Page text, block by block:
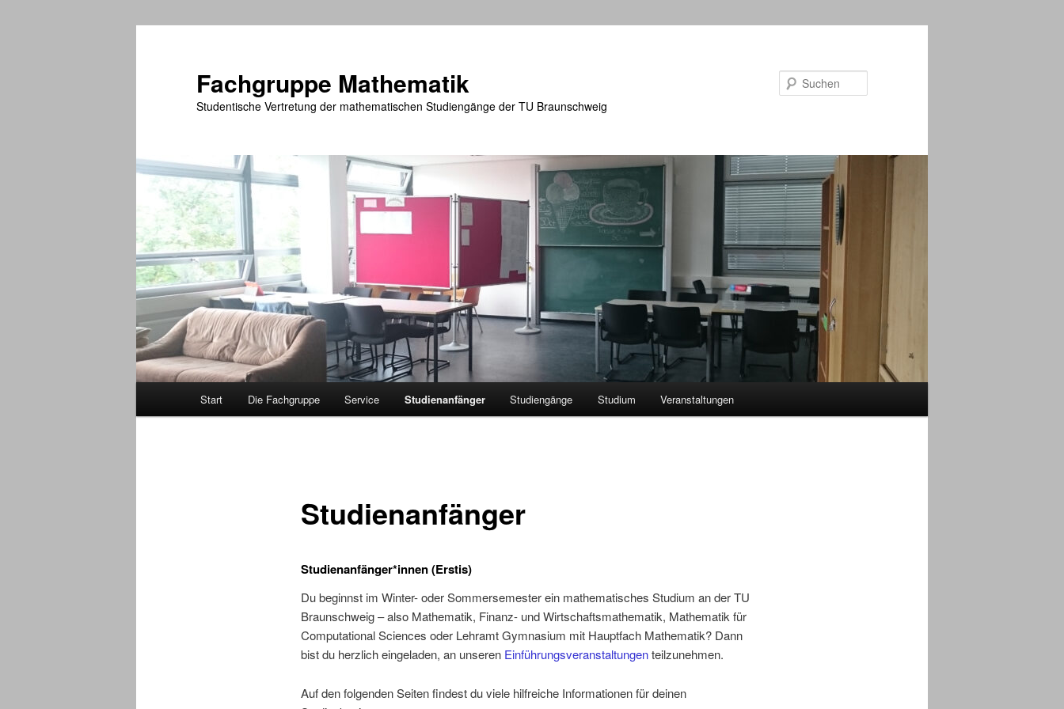
Fachgruppe Mathematik
Studentische Vertretung der mathematischen Studiengänge der TU Braunschweig
Start Die Fachgruppe Service Studienanfänger Studiengänge Studium Veranstaltungen
Studienanfänger
Studienanfänger*innen (Erstis)
Du beginnst im Winter- oder Sommersemester ein mathematisches Studium an der TU
Braunschweig – also Mathematik, Finanz- und Wirtschaftsmathematik, Mathematik für
Computational Sciences oder Lehramt Gymnasium mit Hauptfach Mathematik? Dann
bist du herzlich eingeladen, an unseren Einführungsveranstaltungenteilzunehmen.
Auf den folgenden Seiten findest du viele hilfreiche Informationen für deinen